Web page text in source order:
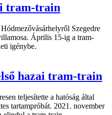
tram-train
Szegedre
Április 15-ig a tram-
igénybe.
hazai tram-train
teljesítette a hatóság által
tartampróbát. 2021. november